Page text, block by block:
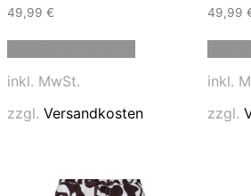
49,99 €
auf.
können
inkl. MwSt.
zzgl. Versandkosten
49,99
inkl.
zzgl.